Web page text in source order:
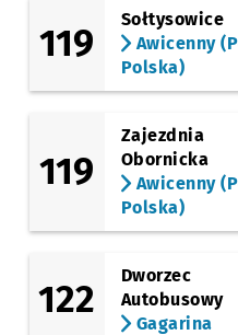
Kolista
(Wejherowska)
Wejherowska (Hala
(Legnicka)
Kwiska
119
Sołtysowice
Awicenny
Polska)
119
Zajezdnia
Obornicka
Awicenny
Polska)
122
Dworzec
Autobusowy
Gagarina